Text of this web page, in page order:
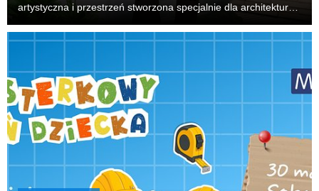
artystyczna i przestrzeń stworzona specjalnie dla architektury
projekt autorstwa Ady Sokół, realizowany we współ...